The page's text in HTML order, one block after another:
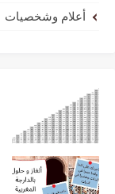
أعلام وشخصيات